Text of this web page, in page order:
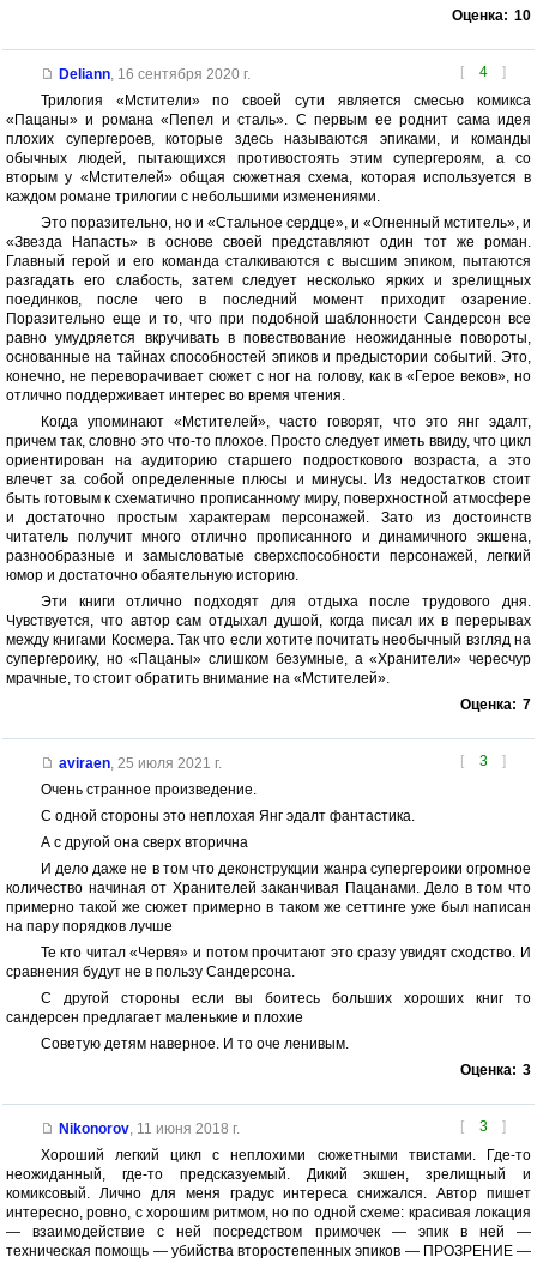
Оценка: 10
[ 4 ]
Deliann, 16 сентября 2020 г.
Трилогия «Мстители» по своей сути является смесью комикса
«Пацаны» и романа «Пепел и сталь». С первым ее роднит сама идея
плохих супергероев, которые здесь называются эпиками, и команды
обычных людей, пытающихся противостоять этим супергероям, а со
вторым у «Мстителей» общая сюжетная схема, которая используется в
каждом романе трилогии с небольшими изменениями.
Это поразительно, но и «Стальное сердце», и «Огненный мститель», и
«Звезда Напасть» в основе своей представляют один тот же роман.
Главный герой и его команда сталкиваются с высшим эпиком, пытаются
разгадать его слабость, затем следует несколько ярких и зрелищных
поединков, после чего в последний момент приходит озарение.
Поразительно еще и то, что при подобной шаблонности Сандерсон все
равно умудряется вкручивать в повествование неожиданные повороты,
основанные на тайнах способностей эпиков и предыстории событий. Это,
конечно, не переворачивает сюжет с ног на голову, как в «Герое веков», но
отлично поддерживает интерес во время чтения.
Когда упоминают «Мстителей», часто говорят, что это янг эдалт,
причем так, словно это что-то плохое. Просто следует иметь ввиду, что цикл
ориентирован на аудиторию старшего подросткового возраста, а это
влечет за собой определенные плюсы и минусы. Из недостатков стоит
быть готовым к схематично прописанному миру, поверхностной атмосфере
и достаточно простым характерам персонажей. Зато из достоинств
читатель получит много отлично прописанного и динамичного экшена,
разнообразные и замысловатые сверхспособности персонажей, легкий
юмор и достаточно обаятельную историю.
Эти книги отлично подходят для отдыха после трудового дня.
Чувствуется, что автор сам отдыхал душой, когда писал их в перерывах
между книгами Космера. Так что если хотите почитать необычный взгляд на
супергероику, но «Пацаны» слишком безумные, а «Хранители» чересчур
мрачные, то стоит обратить внимание на «Мстителей».
Оценка: 7
[ 3 ]
aviraen, 25 июля 2021 г.
Очень странное произведение.
С одной стороны это неплохая Янг эдалт фантастика.
А с другой она сверх вторична
И дело даже не в том что деконструкции жанра супергероики огромное
количество начиная от Хранителей заканчивая Пацанами. Дело в том что
примерно такой же сюжет примерно в таком же сеттинге уже был написан
на пару порядков лучше
Те кто читал «Червя» и потом прочитают это сразу увидят сходство. И
сравнения будут не в пользу Сандерсона.
С другой стороны если вы боитесь больших хороших книг то
сандерсен предлагает маленькие и плохие
Советую детям наверное. И то оче ленивым.
Оценка: 3
[ 3 ]
Nikonorov, 11 июня 2018 г.
Хороший легкий цикл с неплохими сюжетными твистами. Где-то
неожиданный, где-то предсказуемый. Дикий экшен, зрелищный и
комиксовый. Лично для меня градус интереса снижался. Автор пишет
интересно, ровно, с хорошим ритмом, но по одной схеме: красивая локация
— взаимодействие с ней посредством примочек — эпик в ней —
техническая помощь — убийства второстепенных эпиков — ПРОЗРЕНИЕ —